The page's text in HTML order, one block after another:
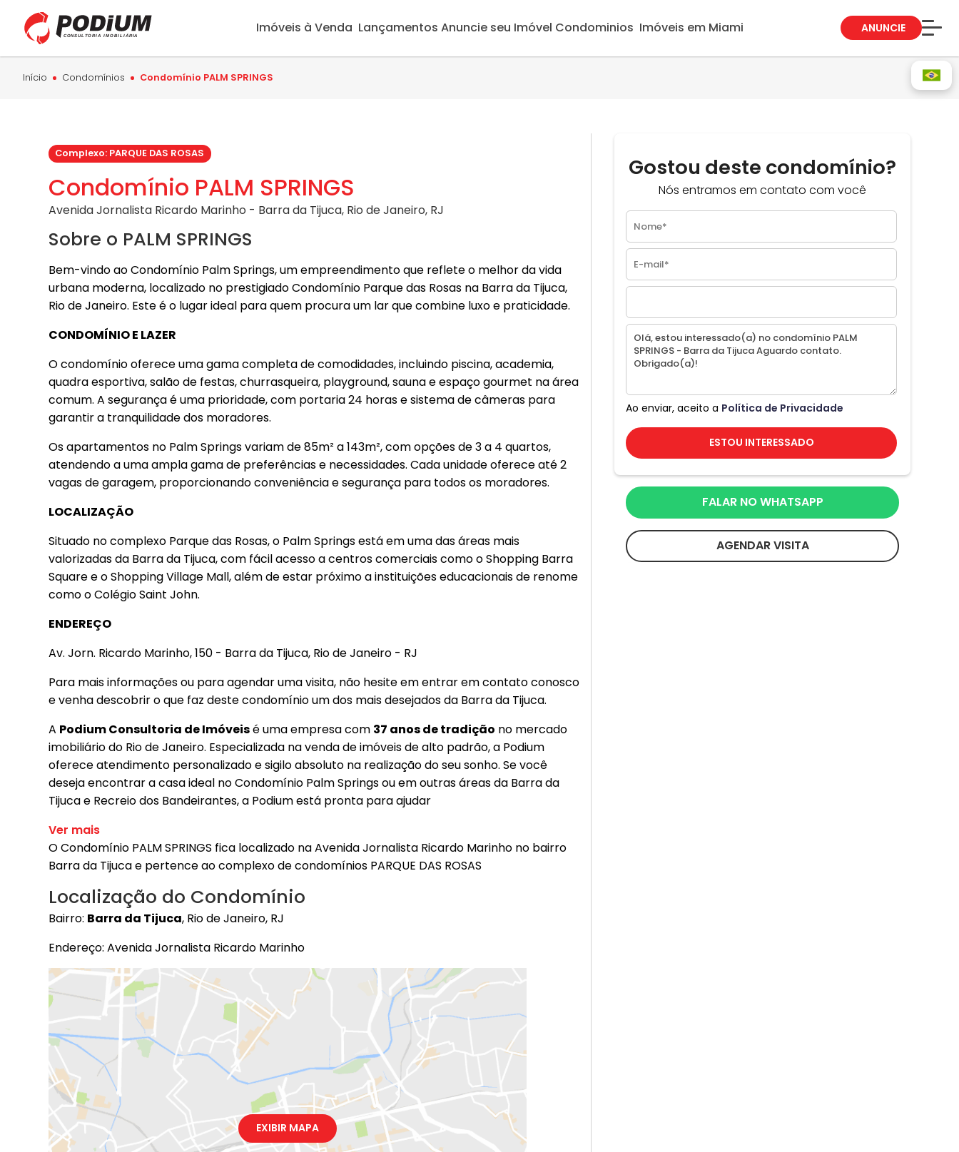
Imóveis à Venda Lançamentos Anuncie seu Imóvel Condominios Imóveis em Miami ANUNCIE
Sobre Nós
Guia de Bairros
Início Condomínios Condomínio PALM SPRINGS
Complexo: PARQUE DAS ROSAS
Condomínio PALM SPRINGS
Avenida Jornalista Ricardo Marinho - Barra da Tijuca, Rio de Janeiro, RJ
Sobre o PALM SPRINGS
Bem-vindo ao Condomínio Palm Springs, um empreendimento que reflete o melhor da vida
urbana moderna, localizado no prestigiado Condomínio Parque das Rosas na Barra da Tijuca,
Rio de Janeiro. Este é o lugar ideal para quem procura um lar que combine luxo e praticidade.
CONDOMÍNIO E LAZER
O condomínio oferece uma gama completa de comodidades, incluindo piscina, academia,
quadra esportiva, salão de festas, churrasqueira, playground, sauna e espaço gourmet na área
comum. A segurança é uma prioridade, com portaria 24 horas e sistema de câmeras para
garantir a tranquilidade dos moradores.
Os apartamentos no Palm Springs variam de 85m² a 143m², com opções de 3 a 4 quartos,
atendendo a uma ampla gama de preferências e necessidades. Cada unidade oferece até 2
vagas de garagem, proporcionando conveniência e segurança para todos os moradores.
LOCALIZAÇÃO
Situado no complexo Parque das Rosas, o Palm Springs está em uma das áreas mais
valorizadas da Barra da Tijuca, com fácil acesso a centros comerciais como o Shopping Barra
Square e o Shopping Village Mall, além de estar próximo a instituições educacionais de renome
como o Colégio Saint John.
ENDEREÇO
Av. Jorn. Ricardo Marinho, 150 - Barra da Tijuca, Rio de Janeiro - RJ
Para mais informações ou para agendar uma visita, não hesite em entrar em contato conosco
e venha descobrir o que faz deste condomínio um dos mais desejados da Barra da Tijuca.
A Podium Consultoria de Imóveisé uma empresa com 37 anos de tradição no mercado
imobiliário do Rio de Janeiro. Especializada na venda de imóveis de alto padrão, a Podium
oferece atendimento personalizado e sigilo absoluto na realização do seu sonho. Se você
deseja encontrar a casa ideal no Condomínio Palm Springs ou em outras áreas da Barra da
Tijuca e Recreio dos Bandeirantes, a Podium está pronta para ajudar
Ver mais
O Condomínio PALM SPRINGS fica localizado na Avenida Jornalista Ricardo Marinho no bairro
Barra da Tijuca e pertence ao complexo de condomínios PARQUE DAS ROSAS
Localização do Condomínio
Bairro: Barra da Tijuca, Rio de Janeiro, RJ
Endereço: Avenida Jornalista Ricardo Marinho
EXIBIR MAPA
Gostou deste condomínio?
Nós entramos em contato com você
Ao enviar, aceito a Política de Privacidade
ESTOU INTERESSADO
FALAR NO WHATSAPP
AGENDAR VISITA